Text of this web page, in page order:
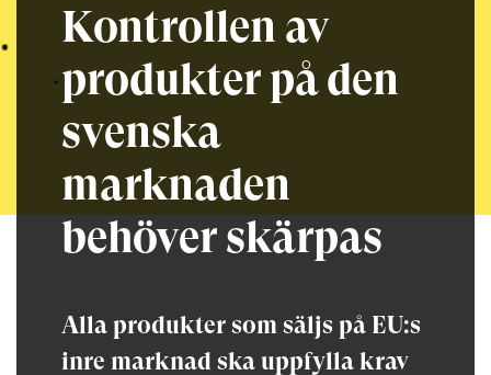
Kontrollen av
produkter på den
svenska
marknaden
behöver skärpas
Alla produkter som säljs på EU:s
inre marknad ska uppfylla krav